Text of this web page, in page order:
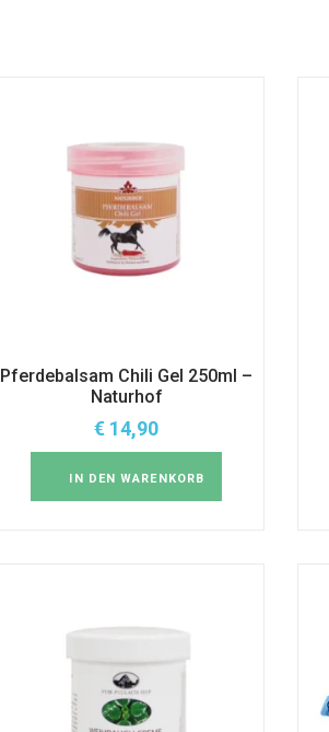
Pferdebalsam Chili Gel 250ml –
Naturhof
€ 14,90
IN DEN WARENKORB